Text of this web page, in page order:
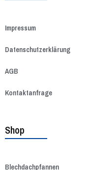
Impressum
Datenschutzerklärung
AGB
Kontaktanfrage
Shop
Blechdachpfannen